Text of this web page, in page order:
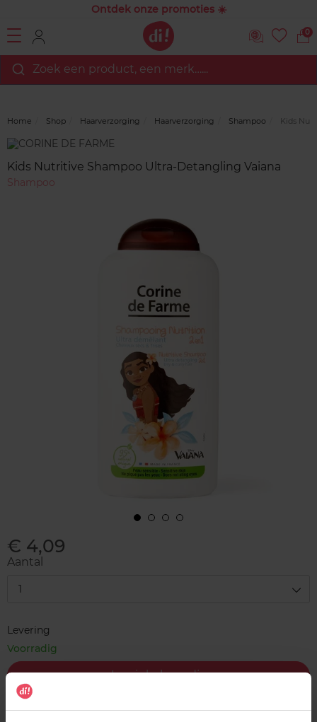
Ontdek onze promoties ☀️
0
Zoek een product, een merk…...
Home Shop Haarverzorging Haarverzorging Shampoo Kids
Merk
Kids Nutritive Shampoo Ultra-Detangling Vaiana
Shampoo
€ 4,09
Aantal
1
Levering
Voorradig
In winkelmandje
Gratis levering bij aankoop van min. 35€.